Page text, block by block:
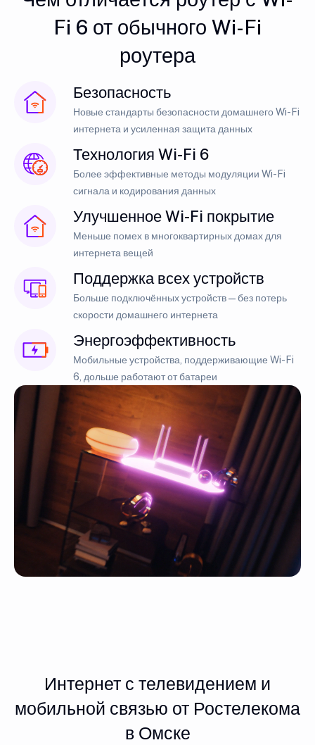
Fi 6 от обычного Wi-Fi
роутера
Безопасность
Новые стандарты безопасности домашнего Wi-Fi
интернета и усиленная защита данных
Технология Wi-Fi 6
Более эффективные методы модуляции Wi-Fi
сигнала и кодирования данных
Улучшенное Wi-Fi покрытие
Меньше помех в многоквартирных домах для
интернета вещей
Поддержка всех устройств
Больше подключённых устройств — без потерь
скорости домашнего интернета
Энергоэффективность
Мобильные устройства, поддерживающие Wi-Fi
6, дольше работают от батареи
Интернет с телевидением и
мобильной связью от Ростелекома
в Омске